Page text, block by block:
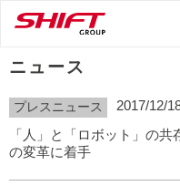
ニュース
プレスニュース
2017/12/
「人」と「ロボット」の
の変革に着手